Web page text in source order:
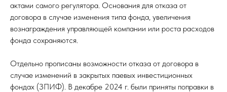
актами самого регулятора. Основания для отказа от
договора в случае изменения типа фонда, увеличения
вознаграждения управляющей компании или роста расходов
фонда сохраняются.
Отдельно прописаны возможности отказа от договора в
случае изменений в закрытых паевых инвестиционных
фондах (ЗПИФ). В декабре 2024 г. были приняты поправки в